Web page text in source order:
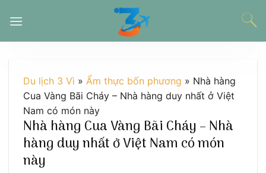
đến
Du lịch 3 Vì » Ẩm thực bốn phương » Nhà hàng
Cua Vàng Bãi Cháy – Nhà hàng duy nhất ở Việt
Nam có món này
Nhà hàng Cua Vàng Bãi Cháy – Nhà
hàng duy nhất ở Việt Nam có món
này